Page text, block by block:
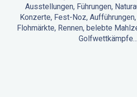
Ausstellungen, Führungen,
Konzerte, Fest-Noz,
Flohmärkte, Rennen, belebte
Golfwettkämpfe…